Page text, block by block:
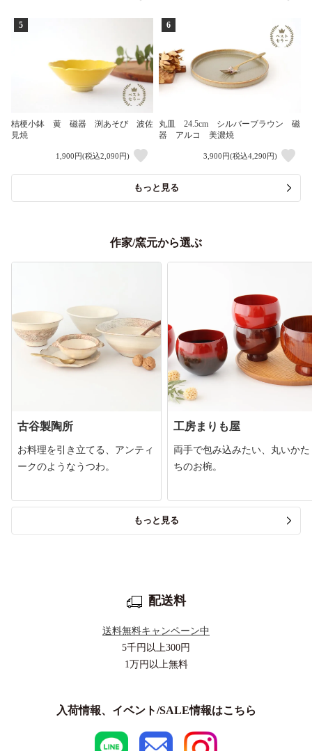
5
桔梗小鉢 黄 磁器 渕あそび 波佐
見焼
1,900円(税込2,090円)
6
丸皿 24.5cm シルバーブラウン 磁
器 アルコ 美濃焼
3,900円(税込4,290円)
もっと見る
作家/窯元から選ぶ
古谷製陶所
お料理を引き立てる、アンティ
ークのようなうつわ。
工房まりも屋
両手で包み込みたい、丸いかた
ちのお椀。
もっと見る
配送料
送料無料キャンペーン中
5千円以上300円
1万円以上無料
入荷情報、イベント/SALE情報はこちら